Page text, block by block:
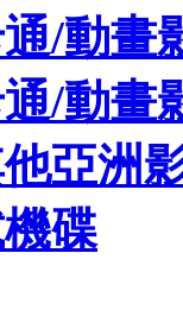
/動畫
/動畫
亞洲
碟